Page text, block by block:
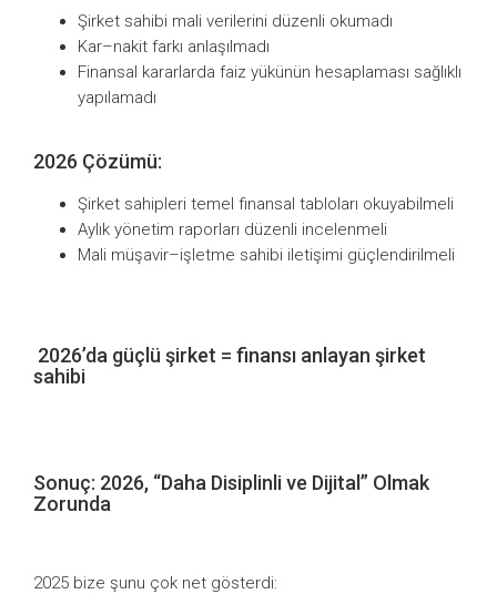
Şirket sahibi mali verilerini düzenli okumadı
Kar–nakit farkı anlaşılmadı
Finansal kararlarda faiz yükünün hesaplaması sağlıklı
yapılamadı
2026 Çözümü:
Şirket sahipleri temel finansal tabloları okuyabilmeli
Aylık yönetim raporları düzenli incelenmeli
Mali müşavir–işletme sahibi iletişimi güçlendirilmeli
2026’da güçlü şirket = finansı anlayan şirket
sahibi
Sonuç: 2026, “Daha Disiplinli ve Dijital” Olmak
Zorunda
2025 bize şunu çok net gösterdi: